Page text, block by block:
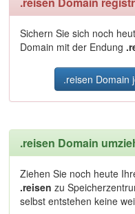
Sichern Sie sich noch
Domain mit der Endung
.reisen Domain
.reisen Domain
Ziehen Sie noch heute
.reisen zu
selbst entstehen keine